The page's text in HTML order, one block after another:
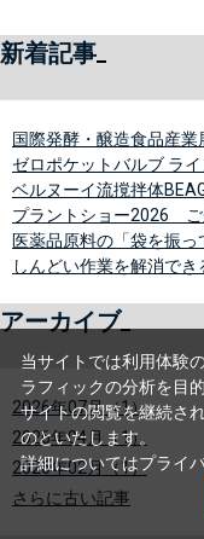
新着記事
国際発酵・醸造食品産業
ゼロポケットバルブ ラ
ベルヌーイ流撹拌体
プラントショー2026 ご
医薬品原料の「袋を振
しんどい作業を解消でき
アーカイブ
2026年07月（1）
2026年04月（1）
2026年02月（1）
さらに古い記事
当サイトでは利用体験
ラフィックの分析を目
サイトの閲覧を継続さ
のといたします。
詳細についてはプライ